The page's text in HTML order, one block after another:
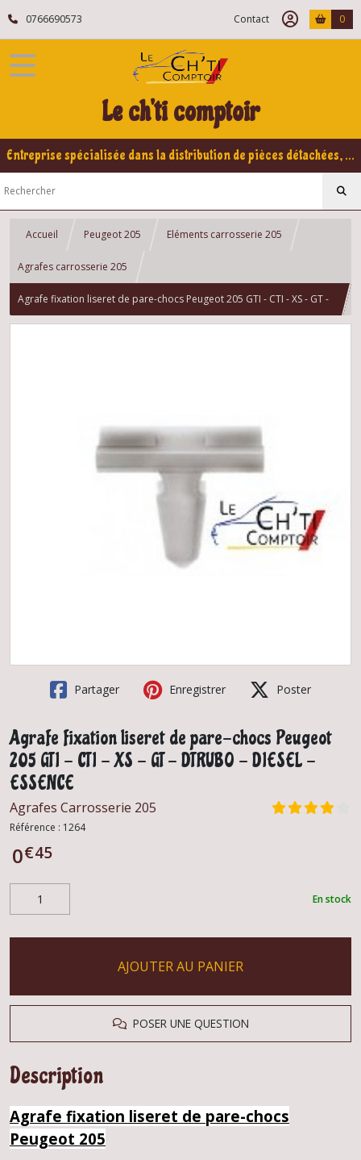
0766690573 Contact 0
Le ch'ti comptoir
Entreprise spécialisée dans la distribution de pièces détachées, refabrication pour voitures Yountimers Peugeot 205 GTI, 309 GTI - GTI16
Accueil Peugeot 205 Eléments carrosserie 205
Agrafes carrosserie 205
Agrafe fixation liseret de pare-chocs Peugeot 205 GTI - CTI - XS - GT -
Partager Enregistrer Poster
Agrafe fixation liseret de pare-chocs Peugeot
205 GTI - CTI - XS - GT - DTRUBO - DIESEL -
ESSENCE
Agrafes Carrosserie 205
Référence : 1264
0€45
En stock
AJOUTER AU PANIER
POSER UNE QUESTION
Description
Agrafe fixation liseret de pare-chocs
Peugeot 205